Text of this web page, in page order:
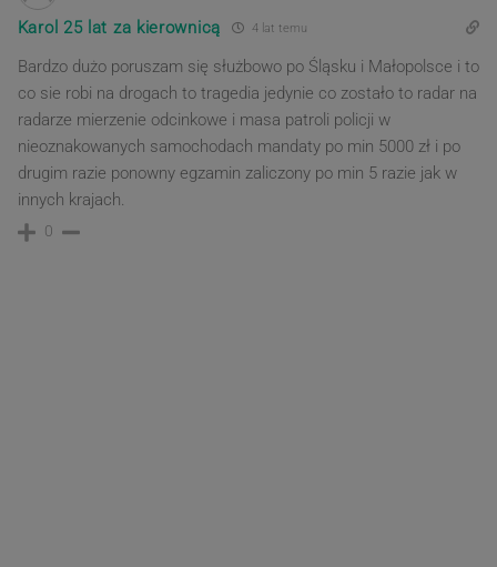
Karol 25 lat za kierownicą 4 lat temu
Bardzo dużo poruszam się służbowo po Śląsku i Małopolsce i to
co sie robi na drogach to tragedia jedynie co zostało to radar na
radarze mierzenie odcinkowe i masa patroli policji w
nieoznakowanych samochodach mandaty po min 5000 zł i po
drugim razie ponowny egzamin zaliczony po min 5 razie jak w
innych krajach.
0